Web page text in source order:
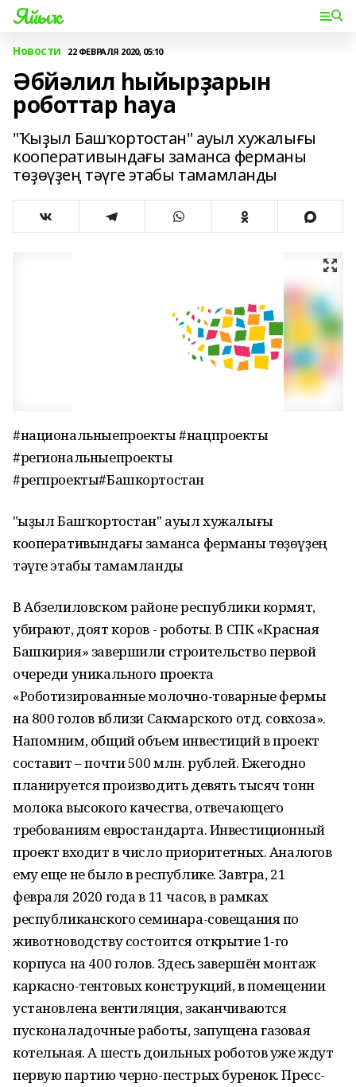
Яйыҡ
Новости 22 ФЕВРАЛЯ 2020, 05:10
Әбйәлил һыйырҙарын
роботтар һауа
"Ҡыҙыл Башҡортостан" ауыл хужалығы
кооперативындағы заманса ферманы
төҙөүҙең тәүге этабы тамамланды
#национальныепроекты #нацпроекты
#региональныепроекты
#регпроекты#Башкортостан
"Ҡыҙыл Башҡортостан" ауыл хужалығы
кооперативындағы заманса ферманы төҙөүҙең
тәүге этабы тамамланды
В Абзелиловском районе республики кормят,
убирают, доят коров - роботы. В СПК «Красная
Башкирия» завершили строительство первой
очереди уникального проекта
«Роботизированные молочно-товарные фермы
на 800 голов вблизи Сакмарского отд. совхоза».
Напомним, общий объем инвестиций в проект
составит – почти 500 млн. рублей. Ежегодно
планируется производить девять тысяч тонн
молока высокого качества, отвечающего
требованиям евростандарта. Инвестиционный
проект входит в число приоритетных. Аналогов
ему еще не было в республике. Завтра, 21
февраля 2020 года в 11 часов, в рамках
республиканского семинара-совещания по
животноводству состоится открытие 1-го
корпуса на 400 голов. Здесь завершён монтаж
каркасно-тентовых конструкций, в помещении
установлена вентиляция, заканчиваются
пусконаладочные работы, запущена газовая
котельная. А шесть доильных роботов уже ждут
первую партию черно-пестрых буренок. Пресс-